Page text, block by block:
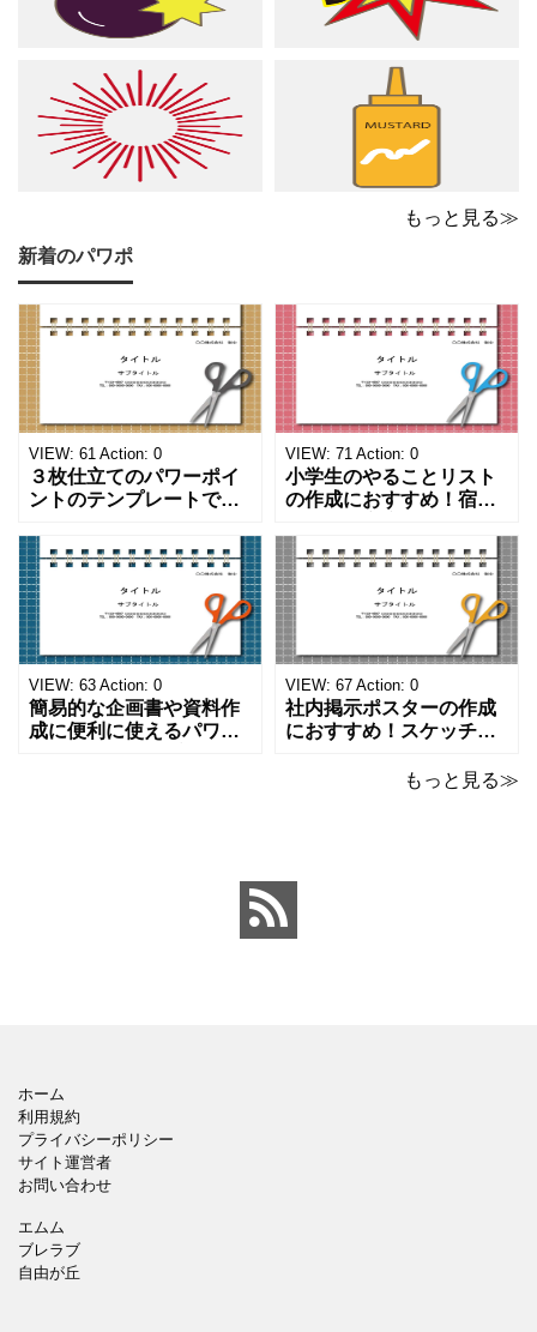
もっと見る≫
新着のパワポ
VIEW: 61 Action: 0
３枚仕立てのパワーポイ
ントのテンプレートで
ペンのワンポイントイラ
ストが描かれています。
ご案内やお知らせなど簡
単な資料を時短で作成で
きる便利なフォーマット
になります。 文房具好き
の方、掲示ポスターを作
成をされたい方におす
VIEW: 71 Action: 0
小学生のやることリスト
の作成におすすめ！宿題
事をまとめたい時のフォ
ーマットにおすすめしま
す。 ノートタイプのフォ
ーマットで文字入れをし
やすく、壁に貼ってもか
わいいデザインです。お
子さんが見てもテンショ
ンが上がるテンプレ
VIEW: 63 Action: 0
簡易的な企画書や資料作
成に便利に使えるパワー
VIEW: 67 Action: 0
社内掲示ポスターの作成
におすすめ！スケッチブ
なパワーポイントのテン
トにおすすめします。 ダ
ウンロードしてテキス
もっと見る≫
ホーム
利用規約
プライバシーポリシー
サイト運営者
お問い合わせ
エムム
ブレラブ
自由が丘